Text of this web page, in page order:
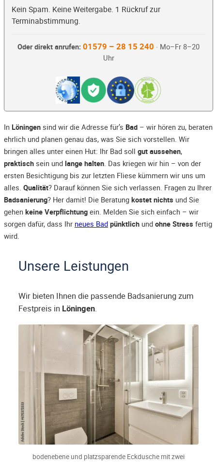
Kein Spam. Keine Weitergabe. 1 Rückruf zur
Terminabstimmung.
Oder direkt anrufen: 01579 – 28 15 240 · Mo–Fr 8–20
Uhr
In Löningen sind wir die Adresse für’s Bad – wir hören zu, beraten
ehrlich und planen genau das, was Sie sich vorstellen. Wir
bringen alles unter einen Hut: Ihr Bad soll gut aussehen,
praktisch sein und lange halten. Das kriegen wir hin – von der
ersten Besichtigung bis zur letzten Fliese kümmern wir uns um
alles. Qualität? Darauf können Sie sich verlassen. Fragen zu Ihrer
Badsanierung? Her damit! Die Beratung kostet nichts und Sie
gehen keine Verpflichtung ein. Melden Sie sich einfach – wir
sorgen dafür, dass Ihr neues Bad pünktlich und ohne Stress fertig
wird.
Unsere Leistungen
Wir bieten Ihnen die passende Badsanierung zum
Festpreis in Löningen.
bodenebene und platzsparende Eckdusche mit zwei